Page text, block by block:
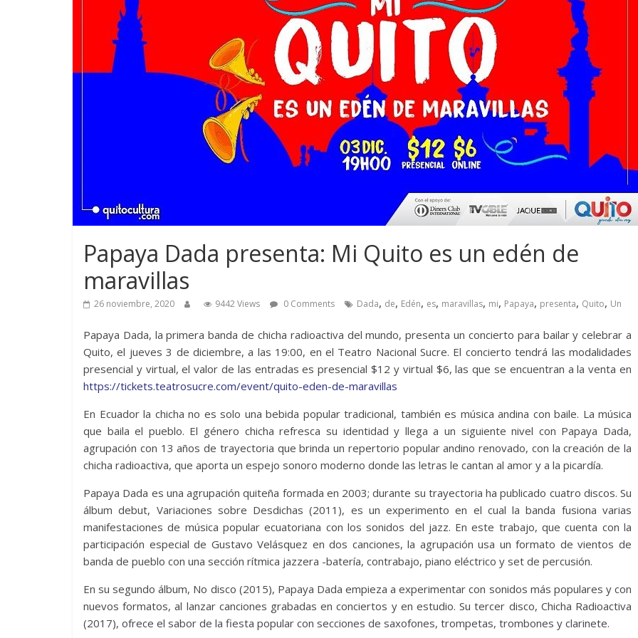
Papaya Dada presenta: Mi Quito es un edén de
maravillas
26 noviembre, 2020 9442 Views 0 Comments Dada, de, Edén, es, maravillas, mi, Papaya, presenta, Quito, Un
Papaya Dada, la primera banda de chicha radioactiva del mundo, presenta un concierto para bailar y celebrar a
Quito, el jueves 3 de diciembre, a las 19:00, en el Teatro Nacional Sucre. El concierto tendrá las modalidades
presencial y virtual, el valor de las entradas es presencial $12 y virtual $6, las que se encuentran a la venta en
https://tickets.teatrosucre.com/event/quito-eden-de-maravillas
En Ecuador la chicha no es solo una bebida popular tradicional, también es música andina con baile. La música
que baila el pueblo. El género chicha refresca su identidad y llega a un siguiente nivel con Papaya Dada,
agrupación con 13 años de trayectoria que brinda un repertorio popular andino renovado, con la creación de la
chicha radioactiva, que aporta un espejo sonoro moderno donde las letras le cantan al amor y a la picardía.
Papaya Dada es una agrupación quiteña formada en 2003; durante su trayectoria ha publicado cuatro discos. Su
álbum debut, Variaciones sobre Desdichas (2011), es un experimento en el cual la banda fusiona varias
manifestaciones de música popular ecuatoriana con los sonidos del jazz. En este trabajo, que cuenta con la
participación especial de Gustavo Velásquez en dos canciones, la agrupación usa un formato de vientos de
banda de pueblo con una sección rítmica jazzera -batería, contrabajo, piano eléctrico y set de percusión.
En su segundo álbum, No disco (2015), Papaya Dada empieza a experimentar con sonidos más populares y con
nuevos formatos, al lanzar canciones grabadas en conciertos y en estudio. Su tercer disco, Chicha Radioactiva
(2017), ofrece el sabor de la fiesta popular con secciones de saxofones, trompetas, trombones y clarinete.